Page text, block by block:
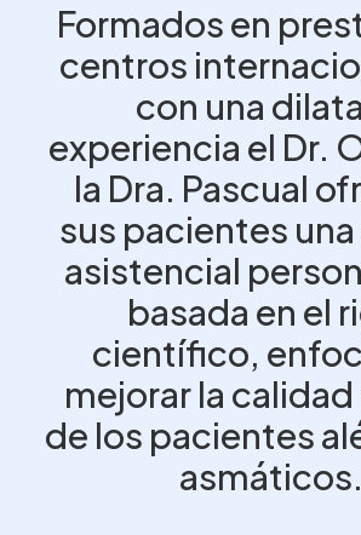
Formados en
centros
con una
experiencia el Dr.
la Dra. Pascual
sus pacientes
asistencial
basada en el
científico,
mejorar la calidad
de los pacientes
asmáticos.